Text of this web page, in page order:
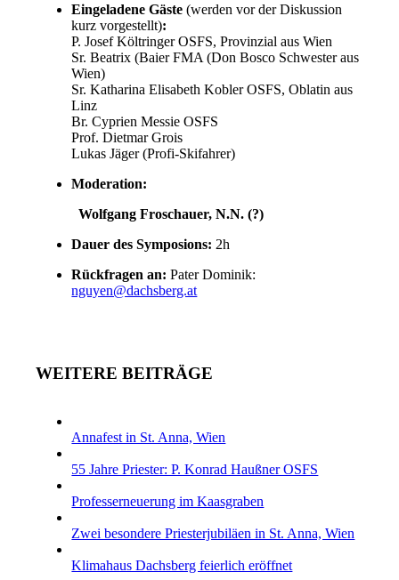
Eingeladene Gäste(werden vor der Diskussion
kurz vorgestellt):
P. Josef Költringer OSFS, Provinzial aus Wien
Sr. Beatrix (Baier FMA (Don Bosco Schwester aus
Wien)
Sr. Katharina Elisabeth Kobler OSFS, Oblatin aus
Linz
Br. Cyprien Messie OSFS
Prof. Dietmar Grois
Lukas Jäger (Profi-Skifahrer)
Moderation:
Wolfgang Froschauer, N.N. (?)
Dauer des Symposions: 2h
Rückfragen an: Pater Dominik:
nguyen@dachsberg.at
WEITERE BEITRÄGE
Annafest in St. Anna, Wien
55 Jahre Priester: P. Konrad Haußner OSFS
Professerneuerung im Kaasgraben
Zwei besondere Priesterjubiläen in St. Anna, Wien
Klimahaus Dachsberg feierlich eröffnet